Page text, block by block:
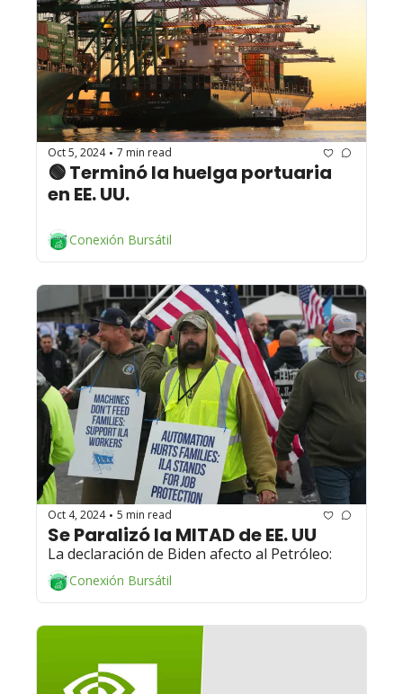
Oct 5, 2024 • 7 min read
🟢 Terminó la huelga portuaria
en EE. UU.
Conexión Bursátil
Oct 4, 2024 • 5 min read
La declaración de Biden afecto al Petróleo:
Conexión Bursátil